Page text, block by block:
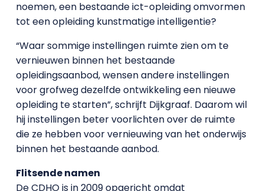
noemen, een bestaande ict-opleiding omvormen
tot een opleiding kunstmatige intelligentie?
“Waar sommige instellingen ruimte zien om te
vernieuwen binnen het bestaande
opleidingsaanbod, wensen andere instellingen
voor grofweg dezelfde ontwikkeling een nieuwe
opleiding te starten”, schrijft Dijkgraaf. Daarom wil
hij instellingen beter voorlichten over de ruimte
die ze hebben voor vernieuwing van het onderwijs
binnen het bestaande aanbod.
Flitsende namen
De CDHO is in 2009 opgericht omdat